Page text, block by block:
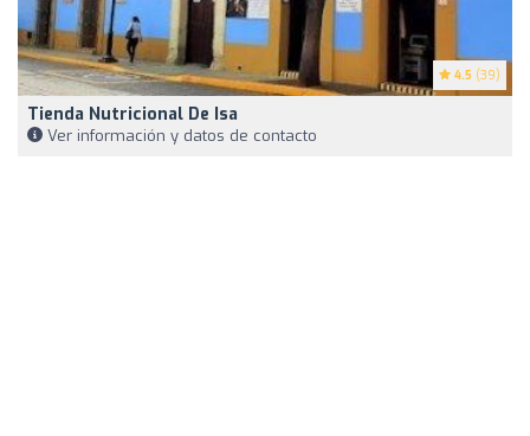
4.5 (39)
Tienda Nutricional De Isa
Ver información y datos de contacto